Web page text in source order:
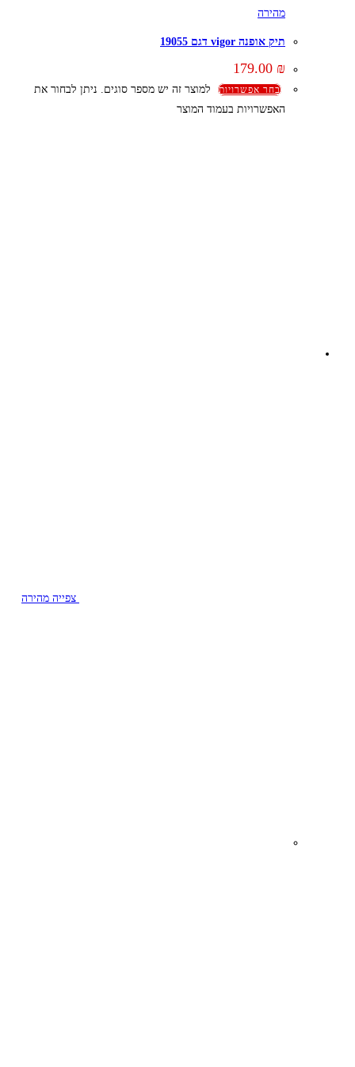
מהירה
תיק אופנה vigor דגם 19055
179.00 ₪
בחר אפשרויות
למוצר זה יש מספר סוגים. ניתן לבחור את
האפשרויות בעמוד המוצר
צפייה מהירה